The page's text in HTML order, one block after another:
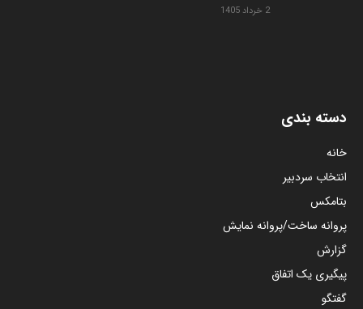
2 خرداد 1405
دسته بندی
خانه
انتخاب سردبیر
بتامکس
پروانه ساخت/پروانه نمایش
گزارش
پیگیری یک اتفاق
گفتگو